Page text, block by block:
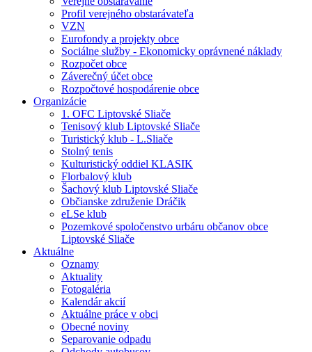
Profil verejného obstarávateľa
VZN
Eurofondy a projekty obce
Sociálne služby - Ekonomicky oprávnené náklady
Rozpočet obce
Záverečný účet obce
Rozpočtové hospodárenie obce
Organizácie
1. OFC Liptovské Sliače
Tenisový klub Liptovské Sliače
Turistický klub - L.Sliače
Stolný tenis
Kulturistický oddiel KLASIK
Florbalový klub
Šachový klub Liptovské Sliače
Občianske združenie Dráčik
eLSe klub
Pozemkové spoločenstvo urbáru občanov obce
Liptovské Sliače
Aktuálne
Oznamy
Aktuality
Fotogaléria
Kalendár akcií
Aktuálne práce v obci
Obecné noviny
Separovanie odpadu